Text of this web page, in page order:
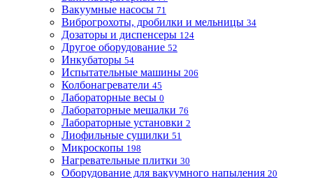
Вакуумные насосы 71
Виброгрохоты, дробилки и мельницы 34
Дозаторы и диспенсеры 124
Другое оборудование 52
Инкубаторы 54
Испытательные машины 206
Колбонагреватели 45
Лабораторные весы 0
Лабораторные мешалки 76
Лабораторные установки 2
Лиофильные сушилки 51
Микроскопы 198
Нагревательные плитки 30
Оборудование для вакуумного напыления 20